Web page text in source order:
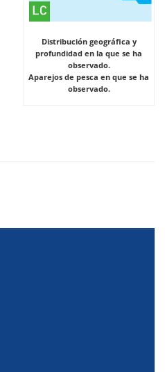
Distribución geográfica y
profundidad en la que se ha
observado.
Aparejos de pesca en que se ha
observado.